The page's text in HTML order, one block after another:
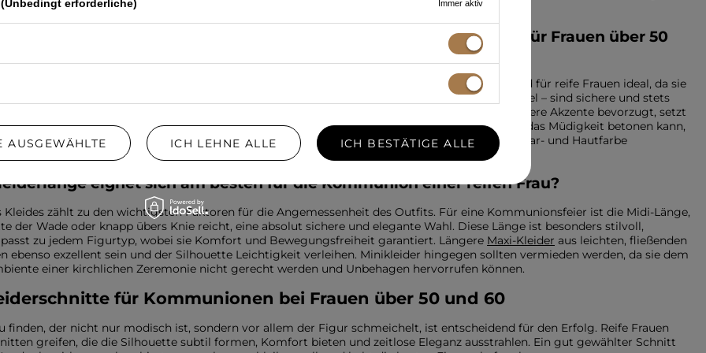
einen V-Ausschnitt, der optisch den Hals verlängert.
sind bei Kommunionskleidern am elegantesten und passend für Frauen über 50
hat großen Einfluss auf das Gesamtbild und das Wohlbefinden. Helle, gedeckte Töne sind für reife Frauen ideal, da sie
und jünger wirken lassen. Alle Pastelltöne – Puderrosa, Hellblau, Minze oder zartes Lavendel – sind sichere und stets
Ebenso wirken klassische Beige-, Elfenbein- und Taubengrautöne sehr harmonisch. Wer kräftigere Akzente bevorzugt, setzt
wie Kobaltblau, Saphir, Flaschengrün oder Koralle. Neonfarben und zu dunkles Schwarz, das Müdigkeit betonen kann,
Der Schlüssel ist, den Farbton auf den eigenen Farbtyp abzustimmen, sodass er mit Haar- und Hautfarbe
eignet sich am besten für die Kommunion einer reifen Frau?
Kleides zählt zu den wichtigsten Faktoren für die Angemessenheit des Outfits. Für eine Kommunionsfeier ist die Midi-Länge,
der Wade oder knapp übers Knie reicht, eine absolut sichere und elegante Wahl. Diese Länge ist besonders stilvoll,
zu jedem Figurtyp, wobei sie Komfort und Bewegungsfreiheit garantiert. Längere Maxi-Kleider aus leichten, fließenden
ebenso exzellent sein und der Silhouette Leichtigkeit verleihen. Minikleider hingegen sollten vermieden werden, da sie dem
einer kirchlichen Zeremonie nicht gerecht werden und Unbehagen hervorrufen können.
für Kommunionen bei Frauen über 50 und 60
finden, der nicht nur modisch ist, sondern vor allem der Figur schmeichelt, ist entscheidend für den Erfolg. Reife Frauen
greifen, die die Silhouette subtil formen, Komfort bieten und zeitlose Eleganz ausstrahlen. Ein gut gewählter Schnitt
erforderliche) Immer aktiv
AUSGEWÄHLTE ICH LEHNE ALLE ICH BESTÄTIGE ALLE